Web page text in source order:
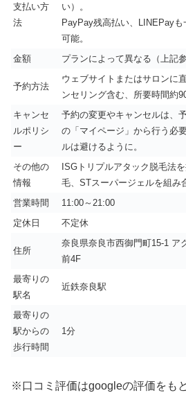
支払い方
法
い）。
PayPay残高払い、LINEPay
可能。
金額
プランによって異なる（上記参
予約方法
ウェブサイトまたはサロンに
ンセリング含む、所要時間約90
キャンセ
ルポリシ
ー
予約の変更やキャンセルは、
の「マイページ」から行う必
ルは避けるように。
その他の
情報
ISGトリプルアタック脱毛法
毛、STスーパージェルを組み
営業時間
11:00～21:00
定休日
不定休
住所
奈良県奈良市西御門町15-1 ア
前4F
最寄りの
駅名
近鉄奈良駅
最寄りの
駅からの
歩行時間
1分
※口コミ評価はgoogleの評価をも